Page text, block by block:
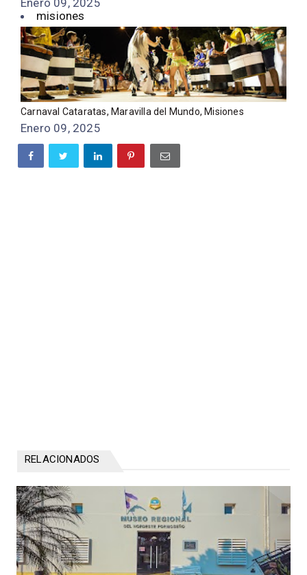
Enero 09, 2025
misiones
Carnaval Cataratas, Maravilla del Mundo, Misiones
Enero 09, 2025
RELACIONADOS